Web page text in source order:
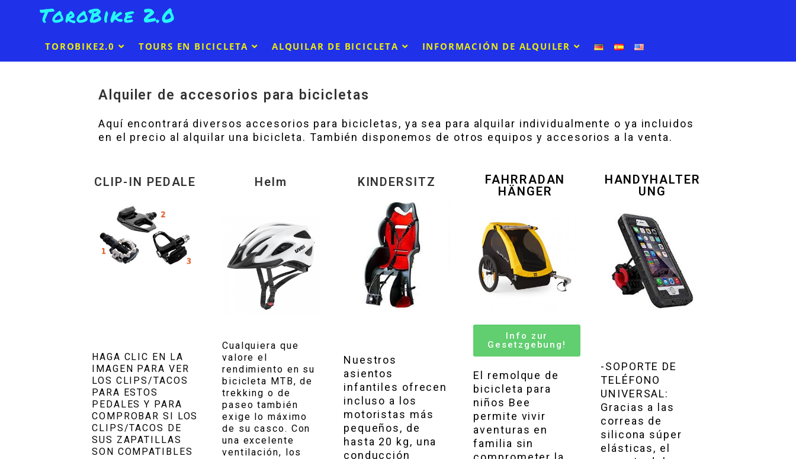
ToroBike 2.0
TOROBIKE2.0 TOURS EN BICICLETA ALQUILAR DE BICICLETA INFORMACIÓN DE ALQUILER
Alquiler de accesorios para bicicletas
Aquí encontrará diversos accesorios para bicicletas, ya sea para alquilar individualmente o ya incluidos
en el precio al alquilar una bicicleta. También disponemos de otros equipos y accesorios a la venta.
CLIP-IN PEDALЕ
HAGA CLIC EN LA
IMAGEN PARA VER
LOS CLIPS/TACOS
PARA ESTOS
PEDALES Y PARA
COMPROBAR SI LOS
CLIPS/TACOS DE
SUS ZAPATILLAS
SON COMPATIBLES
Helm
Cualquiera que
valore el
rendimiento en su
bicicleta MTB, de
trekking o de
paseo también
exige lo máximo
de su casco. Con
una excelente
ventilación, los
KINDERSITZ
Nuestros
asientos
infantiles ofrecen
incluso a los
motoristas más
pequeños, de
hasta 20 kg, una
conducción
FAHRRADAN
HÄNGER
Info zur
Gesetzgebung!
El remolque de
bicicleta para
niños Bee
permite vivir
aventuras en
familia sin
HANDYHALTER
UNG
-SOPORTE DE
TELÉFONO
UNIVERSAL:
Gracias a las
correas de
silicona súper
elásticas, el